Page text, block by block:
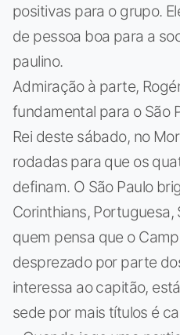
positivas para o grupo.
de pessoa boa para a
paulino.
Admiração à parte,
fundamental para o São
Rei deste sábado, no
rodadas para que os
definam. O São Paulo
Corinthians, Portuguesa,
quem pensa que o
desprezado por parte
interessa ao capitão,
sede por mais títulos é